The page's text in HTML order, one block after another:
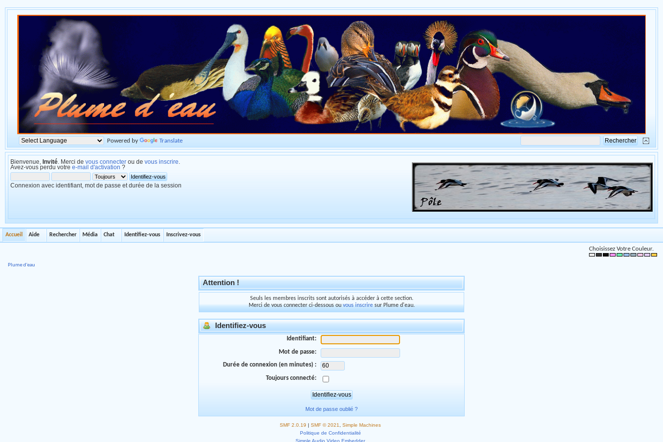
Powered by Translate
Bienvenue, Invité . Merci de vous connecter ou de vous inscrire
Avez-vous perdu votre e-mail d'activation ?
Connexion avec identifiant, mot de passe et durée de la session
Accueil Aide Rechercher Média Chat Identifiez-vous Inscrivez-vous
Choisissez Votre Couleur.
Plume d'eau
Attention !
Seuls les membres inscrits sont autorisés à accéder à cette section.
Merci de vous connecter ci-dessous ouvous inscriresur Plume d'eau.
Identifiez-vous
Identifiant:
Mot de passe:
Durée de connexion (en minutes) :
Toujours connecté:
Mot de passe oublié ?
SMF 2.0.19 | SMF © 2021
Simple Machines
Politique de Confidentialité
Simple Audio Video Embedder